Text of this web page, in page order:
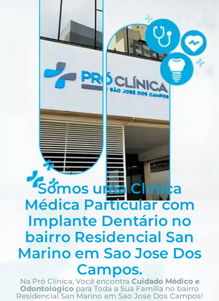
Somos uma Clínica
Médica Particular com
Implante Dentário no
bairro Residencial San
Marino em Sao Jose Dos
Campos.
Na Pró Clínica, Você encontra Cuidado Médico e
Odontológico para Toda a Sua Família no bairro
Residencial San Marino em Sao Jose Dos Campos!